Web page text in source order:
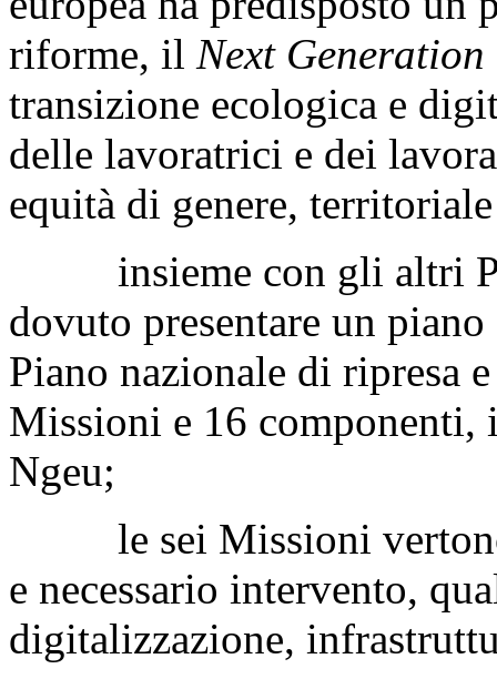
riforme, il Next Generation
transizione ecologica e
delle lavoratrici e dei
equità di genere,
insieme con gli altri
dovuto presentare un
Piano nazionale di ripresa
Missioni e 16 componenti,
Ngeu;
le sei Missioni vertono
e necessario intervento,
digitalizzazione,